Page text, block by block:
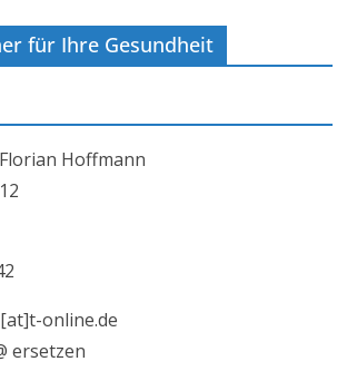
für Ihre Gesundheit
Hoffmann
online.de
ersetzen